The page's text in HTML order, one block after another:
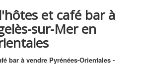
et café bar à
sur-Mer en
bar à vendre Pyrénées-Orientales -